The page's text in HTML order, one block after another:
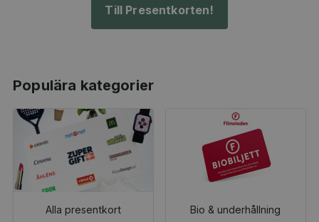
Till Presentkorten!
Populära kategorier
Alla presentkort Bio & underhållning